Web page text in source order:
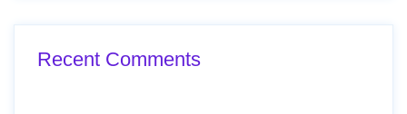
Recent Comments